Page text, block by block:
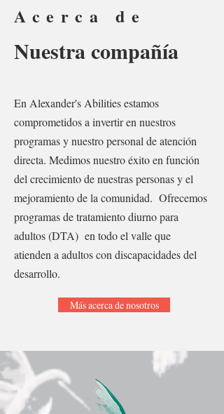
Acerca de
Nuestra compañía
En Alexander's Abilities estamos
comprometidos a invertir en nuestros
programas y nuestro personal de atención
directa. Medimos nuestro éxito en función
del crecimiento de nuestras personas y el
mejoramiento de la comunidad. Ofrecemos
programas de tratamiento diurno para
adultos (DTA) en todo el valle que
atienden a adultos con discapacidades del
desarrollo.​
Más acerca de nosotros